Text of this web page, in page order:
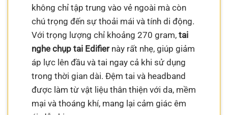
không chỉ tập trung vào vẻ ngoài mà còn
chú trọng đến sự thoải mái và tính di động.
Với trọng lượng chỉ khoảng 270 gram,tai
nghe chụp tai Edifiernày rất nhẹ, giúp giảm
áp lực lên đầu và tai ngay cả khi sử dụng
trong thời gian dài. Đệm tai và headband
được làm từ vật liệu thân thiện với da, mềm
mại và thoáng khí, mang lại cảm giác êm